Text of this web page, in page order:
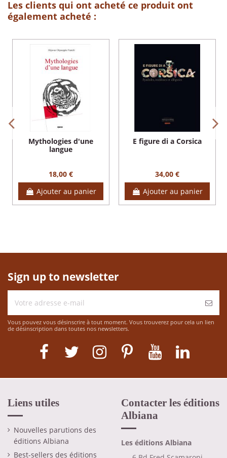
Les clients qui ont acheté ce produit ont
également acheté :
Mythologies d'une
langue
18,00 €
Ajouter au panier
E figure di a Corsica
34,00 €
Ajouter au panier
Sign up to newsletter
Vous pouvez vous désinscrire à tout moment. Vous trouverez pour cela un lien
de désinscription dans toutes nos newsletters.
Liens utiles
Nouvelles parutions des
éditions Albiana
Best-sellers des éditions
Contacter les éditions
Albiana
Les éditions Albiana